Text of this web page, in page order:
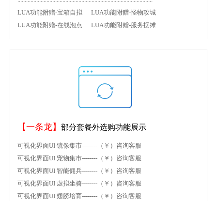
LUA功能附赠-宝箱自拟 LUA功能附赠-怪物攻城
LUA功能附赠-在线泡点 LUA功能附赠-服务摆摊
【一条龙】 部分套餐外选购功能展示
可视化界面UI 镜像集市--------（￥）咨询客服
可视化界面UI 宠物集市--------（￥）咨询客服
可视化界面UI 智能佣兵--------（￥）咨询客服
可视化界面UI 虚拟坐骑--------（￥）咨询客服
可视化界面UI 翅膀培育--------（￥）咨询客服